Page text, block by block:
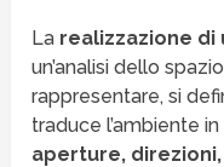
La realizzazione
un’analisi dello
rappresentare, si
traduce l’ambiente
aperture,